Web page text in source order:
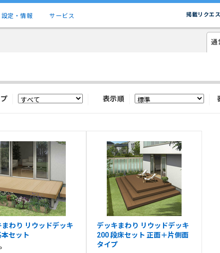
設定・情報 サービス 掲載リクエ
通
表示順
まわり リウッドデッキ
本セット
デッキまわり リウッドデッキ
200 段床セット 正面＋片側面
タイプ